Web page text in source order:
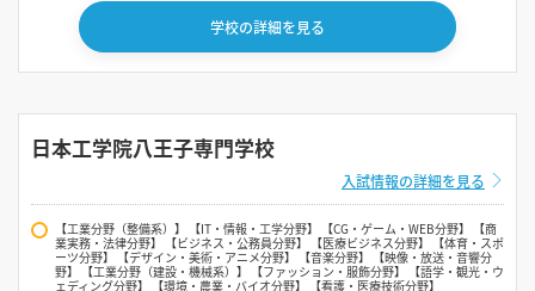
学校の詳細を見る
日本工学院八王子専門学校
入試情報の詳細を見る
【工業分野（整備系）】 【IT・情報・工学分野】 【CG・ゲーム・WEB分野】 【商
業実務・法律分野】 【ビジネス・公務員分野】 【医療ビジネス分野】 【体育・スポ
ーツ分野】 【デザイン・美術・アニメ分野】 【音楽分野】 【映像・放送・音響分
野】 【工業分野（建設・機械系）】 【ファッション・服飾分野】 【語学・観光・ウ
ェディング分野】 【環境・農業・バイオ分野】 【看護・医療技術分野】